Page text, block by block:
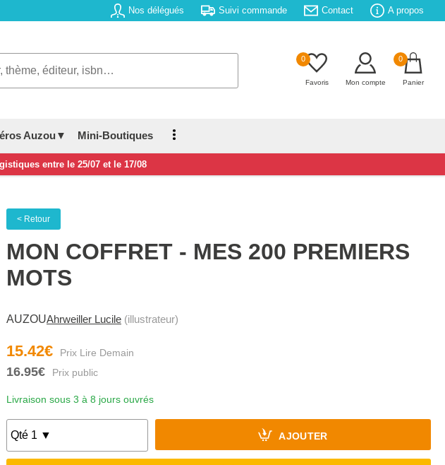
Nos délégués Suivi commande Contact A propos
0
Favoris Mon compte
0
Panier
Auzou▼ Mini-Boutiques
entre le 25/07 et le 17/08
< Retour
MON COFFRET - MES 200 PREMIERS
MOTS
AUZOUAhrweiller Lucile (illustrateur)
15.42€
16.95€
Livraison sous 3 à 8 jours ouvrés
AJOUTER